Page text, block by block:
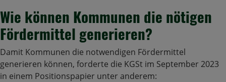
Wie können Kommunen die nötigen
Fördermittel generieren?
Damit Kommunen die notwendigen Fördermittel
generieren können, forderte die KGSt im September 2023
in einem Positionspapier unter anderem: